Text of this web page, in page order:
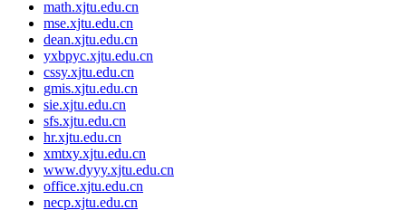
math.xjtu.edu.cn
mse.xjtu.edu.cn
dean.xjtu.edu.cn
yxbpyc.xjtu.edu.cn
cssy.xjtu.edu.cn
gmis.xjtu.edu.cn
sie.xjtu.edu.cn
sfs.xjtu.edu.cn
hr.xjtu.edu.cn
xmtxy.xjtu.edu.cn
www.dyyy.xjtu.edu.cn
office.xjtu.edu.cn
necp.xjtu.edu.cn